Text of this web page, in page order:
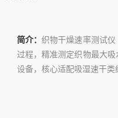
简介：织物干燥速率测试
过程，精准测定织物最大
设备，核心适配吸湿速干